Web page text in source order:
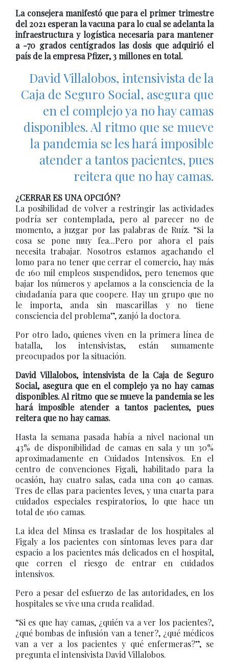
La consejera manifestó que para el primer trimestre
del 2021 esperan la vacuna para lo cual se adelanta la
infraestructura y logística necesaria para mantener
a -70 grados centígrados las dosis que adquirió el
país de la empresa Pfizer, 3 millones en total.
David Villalobos, intensivista de la
Caja de Seguro Social, asegura que
en el complejo ya no hay camas
disponibles. Al ritmo que se mueve
la pandemia se les hará imposible
atender a tantos pacientes, pues
reitera que no hay camas.
¿CERRAR ES UNA OPCIÓN?
La posibilidad de volver a restringir las actividades
podría ser contemplada, pero al parecer no de
momento, a juzgar por las palabras de Ruíz. “Si la
cosa se pone muy fea...Pero por ahora el país
necesita trabajar. Nosotros estamos agachando el
lomo para no tener que cerrar el comercio, hay más
de 160 mil empleos suspendidos, pero tenemos que
bajar los números y apelamos a la consciencia de la
ciudadanía para que coopere. Hay un grupo que no
le importa, anda sin mascarillas y no tiene
consciencia del problema”, zanjó la doctora.
Por otro lado, quienes viven en la primera línea de
batalla, los intensivistas, están sumamente
preocupados por la situación.
David Villalobos, intensivista de la Caja de Seguro
Social, asegura que en el complejo ya no hay camas
disponibles. Al ritmo que se mueve la pandemia se les
hará imposible atender a tantos pacientes, pues
reitera que no hay camas.
Hasta la semana pasada había a nivel nacional un
43% de disponibilidad de camas en sala y un 30%
aproximadamente en Cuidados Intensivos. En el
centro de convenciones Figali, habilitado para la
ocasión, hay cuatro salas, cada una con 40 camas.
Tres de ellas para pacientes leves, y una cuarta para
cuidados especiales respiratorios, lo que hace un
total de 160 camas.
La idea del Minsa es trasladar de los hospitales al
Figaly a los pacientes con síntomas leves para dar
espacio a los pacientes más delicados en el hospital,
que corren el riesgo de entrar en cuidados
intensivos.
Pero a pesar del esfuerzo de las autoridades, en los
hospitales se vive una cruda realidad.
“Si es que hay camas, ¿quién va a ver los pacientes?,
¿qué bombas de infusión van a tener?, ¿qué médicos
van a ver a los pacientes y qué enfermeras?”, se
pregunta el intensivista David Villalobos.